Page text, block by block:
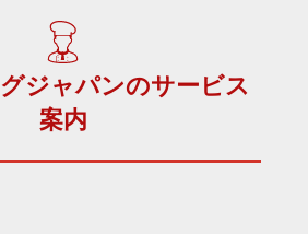
ジャパンのサービス
案内